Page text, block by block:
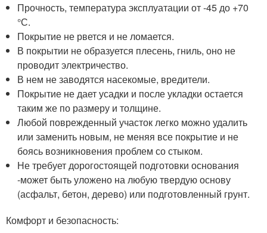
Прочность, температура эксплуатации от -45 до +70
°С.
Покрытие не рвется и не ломается.
В покрытии не образуется плесень, гниль, оно не
проводит электричество.
В нем не заводятся насекомые, вредители.
Покрытие не дает усадки и после укладки остается
таким же по размеру и толщине.
Любой поврежденный участок легко можно удалить
или заменить новым, не меняя все покрытие и не
боясь возникновения проблем со стыком.
Не требует дорогостоящей подготовки основания
-может быть уложено на любую твердую основу
(асфальт, бетон, дерево) или подготовленный грунт.
Комфорт и безопасность: